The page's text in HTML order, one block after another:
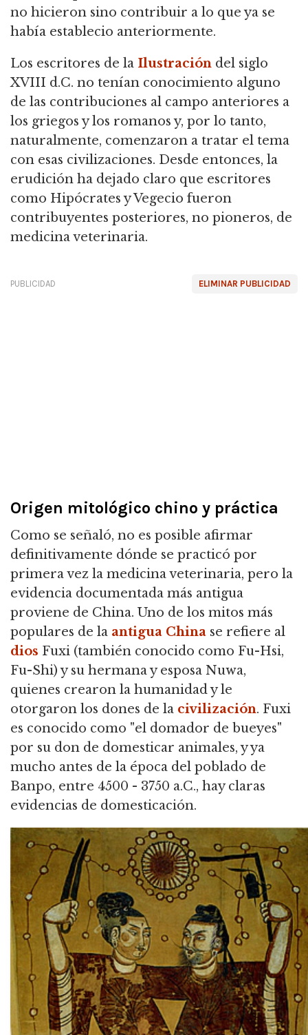
no hicieron sino contribuir a lo que ya se
había establecio anteriormente.
Los escritores de la Ilustración del siglo
XVIII d.C. no tenían conocimiento alguno
de las contribuciones al campo anteriores a
los griegos y los romanos y, por lo tanto,
naturalmente, comenzaron a tratar el tema
con esas civilizaciones. Desde entonces, la
erudición ha dejado claro que escritores
como Hipócrates y Vegecio fueron
contribuyentes posteriores, no pioneros, de
medicina veterinaria.
ELIMINAR PUBLICIDAD
PUBLICIDAD
Origen mitológico chino y práctica
Como se señaló, no es posible afirmar
definitivamente dónde se practicó por
primera vez la medicina veterinaria, pero la
evidencia documentada más antigua
proviene de China. Uno de los mitos más
populares de la antigua China se refiere al
dios Fuxi (también conocido como Fu-Hsi,
Fu-Shi) y su hermana y esposa Nuwa,
quienes crearon la humanidad y le
otorgaron los dones de la civilización. Fuxi
es conocido como "el domador de bueyes"
por su don de domesticar animales, y ya
mucho antes de la época del poblado de
Banpo, entre 4500 - 3750 a.C., hay claras
evidencias de domesticación.